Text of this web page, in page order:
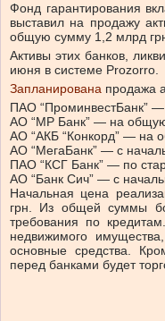
Фонд гарантирования
выставил на продажу
общую сумму 1,2 млрд
Активы этих банков,
июня в системе Prozorro.
Запланирована продажа
ПАО “ПроминвестБанк”
АО “МР Банк” — на
АО “АКБ “Конкорд” — на
АО “МегаБанк” — с
ПАО “КСГ Банк” — по
АО “Банк Сич” — с
Начальная цена
грн. Из общей суммы
требования по
недвижимого
основные средства.
перед банками будет